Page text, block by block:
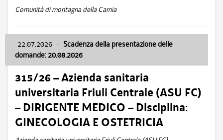
Comunità di montagna della Carnia
22.07.2026 - Scadenza della presentazione delle
domande: 20.08.2026
315/26 – Azienda sanitaria
universitaria Friuli Centrale (ASU FC)
– DIRIGENTE MEDICO – Disciplina:
GINECOLOGIA E OSTETRICIA